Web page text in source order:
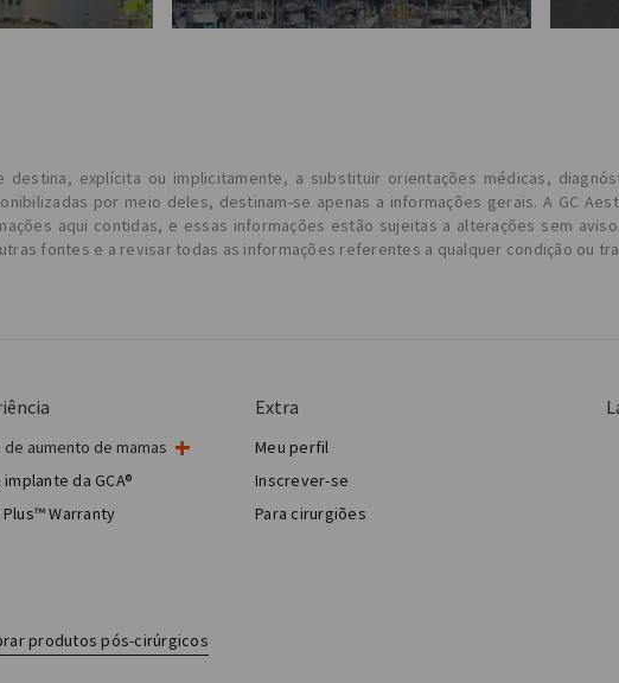
explícita ou implicitamente, a substituir orientações médicas,
por meio deles, destinam-se apenas a informações gerais. A GC
aqui contidas, e essas informações estão sujeitas a alterações sem
fontes e a revisar todas as informações referentes a qualquer condição ou
de aumento de mamas
de mama
de mama
Reconstruction™
da GCA®
Plus™ Warranty
Extra
Meu perfil
Inscrever-se
Para cirurgiões
produtos pós-cirúrgicos